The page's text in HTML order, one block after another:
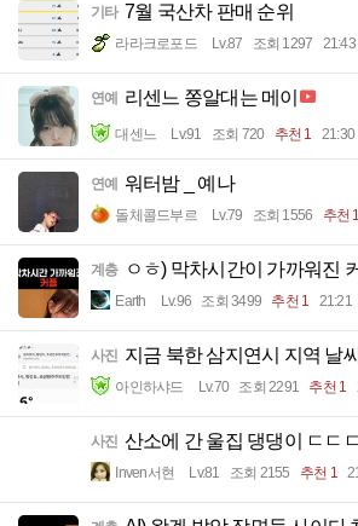
기타 7월 국산차 판매 순위
라라크로포드 Lv.87 조회 1297 21:43
연예 리센느 쫑알대는 메이
대센느 Lv.91 조회 720 추천 1 21:30
연예 워터밤 _ 예나
돌체콜드부르 Lv.79 조회 1556 추천 1
계층 ㅇㅎ) 막차시간이 가까워진
Earth Lv.96 조회 3499 추천 1 21:21
사진 지금 북한 삼지연시 지역 날씨
아인하샤드 Lv.70 조회 2291 추천 1
사진 산소에 간 울집 댕댕이 ㄷㄷ
Inven서현 Lv.81 조회 2155 추천 1